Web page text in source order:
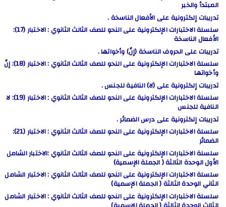
المبتدأ والخبر
تدريبات إلكترونية على الأفعال الناسخة .
سلسلة الاختبارات الإلكترونية على النحو للصف الثالث الثانوي : الاختبار (17):
الأفعال الناسخة
تدريبات على الحروف الناسخة (إنّ) وأخواتها .
سلسلة الاختبارات الإلكترونية على النحو للصف الثالث الثانوي : الاختبار (18): إنّ
وأخواتها
تدريبات إلكترونية على (لا) النافية للجنس .
سلسلة الاختبارات الإلكترونية على النحو للصف الثالث الثانوي : الاختبار (19): لا
النافية للجنس
تدريبات إلكترونية على درس الضمائر .
سلسلة الاختبارات الإلكترونية على النحو للصف الثالث الثانوي : الاختبار (21):
الضمائر
سلسلة الاختبارات الإلكترونية على النحو للصف الثالث الثانوي :الاختبار الشامل
الأول الوحدة الثالثة ( الجملة الإسمية)
سلسلة الاختبارات الإلكترونية على النحو للصف الثالث الثانوي : الاختبار الشامل
الثاني الوحدة الثالثة ( الجملة الإسمية)
سلسلة الاختبارات الإلكترونية على النحو للصف الثالث الثانوي : الاختبار الشامل